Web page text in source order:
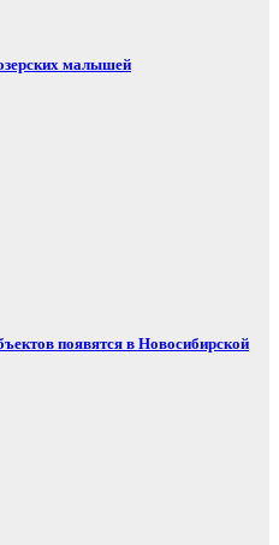
малышей
появятся в Новосибирской